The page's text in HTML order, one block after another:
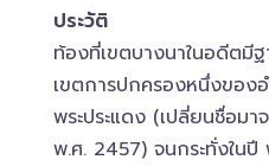
ประวัติ
ท้องที่เขตบางนาในอดีตมี
เขตการปกครองหนึ่งของ
พระประแดง (เปลี่ยนชื่อม
พ.ศ. 2457) จนกระทั่งใน